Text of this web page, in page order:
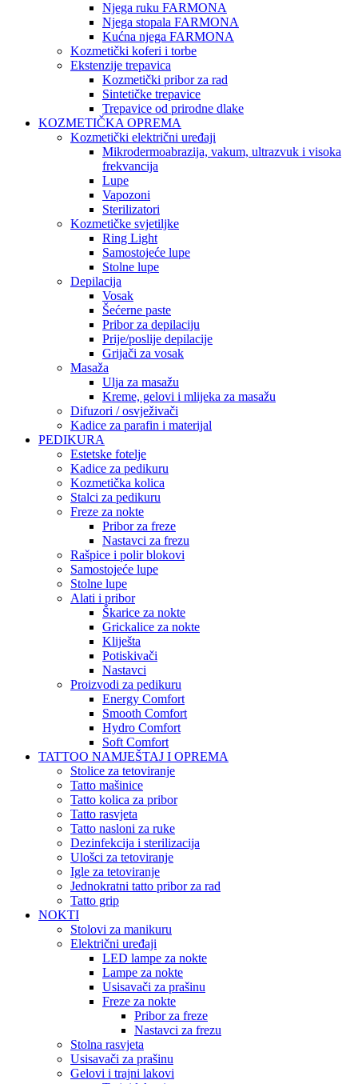
Njega ruku FARMONA
Njega stopala FARMONA
Kućna njega FARMONA
Kozmetički koferi i torbe
Ekstenzije trepavica
Kozmetički pribor za rad
Sintetičke trepavice
Trepavice od prirodne dlake
KOZMETIČKA OPREMA
Kozmetički električni uređaji
Mikrodermoabrazija, vakum, ultrazvuk i visoka
frekvancija
Lupe
Vapozoni
Sterilizatori
Kozmetičke svjetiljke
Ring Light
Samostojeće lupe
Stolne lupe
Depilacija
Vosak
Šećerne paste
Pribor za depilaciju
Prije/poslije depilacije
Grijači za vosak
Masaža
Ulja za masažu
Kreme, gelovi i mlijeka za masažu
Difuzori / osvježivači
Kadice za parafin i materijal
PEDIKURA
Estetske fotelje
Kadice za pedikuru
Kozmetička kolica
Stalci za pedikuru
Freze za nokte
Pribor za freze
Nastavci za frezu
Rašpice i polir blokovi
Samostojeće lupe
Stolne lupe
Alati i pribor
Škarice za nokte
Grickalice za nokte
Kliješta
Potiskivači
Nastavci
Proizvodi za pedikuru
Energy Comfort
Smooth Comfort
Hydro Comfort
Soft Comfort
TATTOO NAMJEŠTAJ I OPREMA
Stolice za tetoviranje
Tatto mašinice
Tatto kolica za pribor
Tatto rasvjeta
Tatto nasloni za ruke
Dezinfekcija i sterilizacija
Ulošci za tetoviranje
Igle za tetoviranje
Jednokratni tatto pribor za rad
Tatto grip
NOKTI
Stolovi za manikuru
Električni uređaji
LED lampe za nokte
Lampe za nokte
Usisavači za prašinu
Freze za nokte
Pribor za freze
Nastavci za frezu
Stolna rasvjeta
Usisavači za prašinu
Gelovi i trajni lakovi